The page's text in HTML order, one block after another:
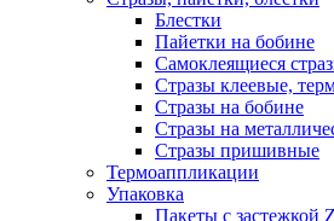
Блестки
Пайетки на бобине
Самоклеящиеся
Стразы клеевые,
Стразы на бобине
Стразы на
Стразы пришивные
Термоаппликации
Упаковка
Пакеты с застежкой